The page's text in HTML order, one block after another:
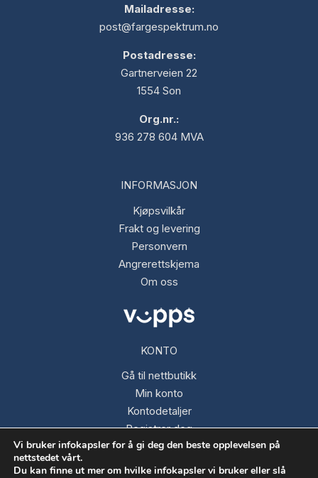
Mailadresse:
post@fargespektrum.no
Postadresse:
Gartnerveien 22
1554 Son
Org.nr.:
936 278 604 MVA
INFORMASJON
Kjøpsvilkår
Frakt og levering
Personvern
Angrerettskjema
Om oss
KONTO
Gå til nettbutikk
Min konto
Kontodetaljer
Registrer deg
Glemt passord
Vi bruker infokapsler for å gi deg den beste opplevelsen på
nettstedet vårt.
Du kan finne ut mer om hvilke infokapsler vi bruker eller slå